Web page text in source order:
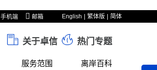
English 繁体版 简体
手机端 邮箱
关于卓信 热门专题
服务范围 离岸百科